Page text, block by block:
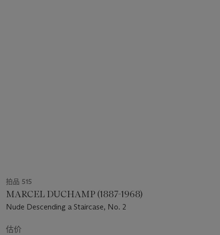
拍品 515
MARCEL DUCHAMP (1887-1968)
Nude Descending a Staircase, No. 2
估价